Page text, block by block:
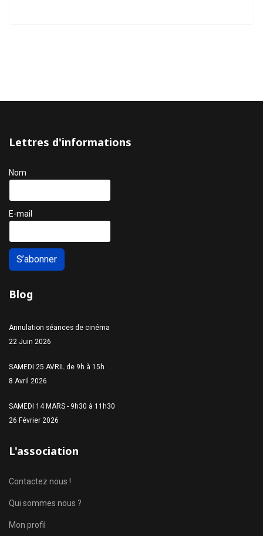
Lettres d'informations
Nom
E-mail
S’abonner
Blog
Annulation séances de cinéma
22 Juin 2026
SAMEDI 25 AVRIL de 9h à 15h
8 Avril 2026
SAMEDI 14 MARS - 9h30 à 11h30
26 Février 2026
L'association
Contactez nous !
Qui sommes nous ?
Mon profil